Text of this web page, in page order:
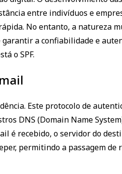
entre indivíduos e
No entanto, a natureza
a confiabilidade e
o SPF.
Este protocolo de
DNS (Domain Name
é recebido, o servidor do
permitindo a passagem de